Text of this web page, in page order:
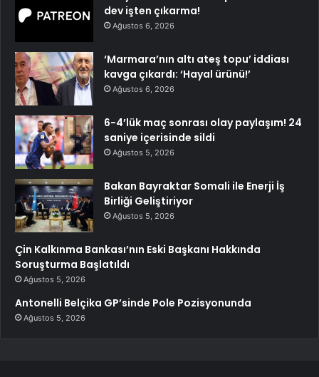
dev işten çıkarma!
Ağustos 6, 2026
‘Marmara’nın altı ateş topu’ iddiası
kavga çıkardı: ‘Hayal ürünü!’
Ağustos 6, 2026
6-4’lük maç sonrası olay paylaşım! 24
saniye içerisinde sildi
Ağustos 5, 2026
Bakan Bayraktar Somali ile Enerji İş
Birliği Geliştiriyor
Ağustos 5, 2026
Çin Kalkınma Bankası’nın Eski Başkanı Hakkında
Soruşturma Başlatıldı
Ağustos 5, 2026
Antonelli Belçika GP’sinde Pole Pozisyonunda
Ağustos 5, 2026